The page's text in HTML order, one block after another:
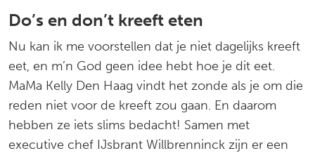
Do’s en don’t kreeft eten
Nu kan ik me voorstellen dat je niet dagelijks kreeft
eet, en m’n God geen idee hebt hoe je dit eet.
MaMa Kelly Den Haag vindt het zonde als je om die
reden niet voor de kreeft zou gaan. En daarom
hebben ze iets slims bedacht! Samen met
executive chef IJsbrant Willbrenninck zijn er een